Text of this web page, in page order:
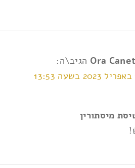
Ora הגיב\ה:
מיסתורין